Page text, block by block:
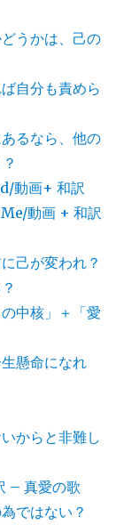
うかは、己の
自分も責めら
るなら、他の
動画+ 和訳
動画 + 和訳
己が変われ？
中核」＋「愛
懸命になれ
からと非難し
– 真愛の歌
ではない？